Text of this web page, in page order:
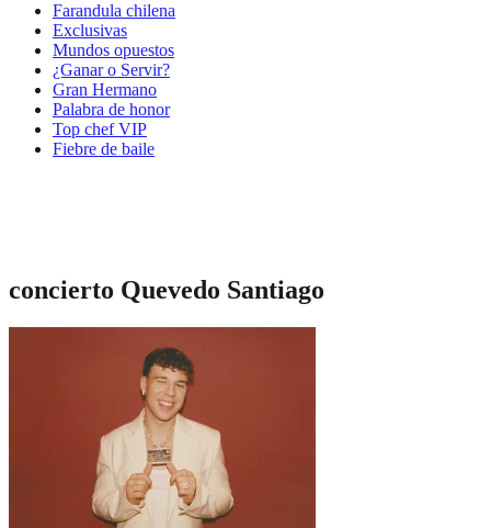
Farandula chilena
Exclusivas
Mundos opuestos
¿Ganar o Servir?
Gran Hermano
Palabra de honor
Top chef VIP
Fiebre de baile
concierto Quevedo Santiago